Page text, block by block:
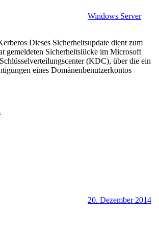
Windows Server
Dieses Sicherheitsupdate dient zum
gemeldeten Sicherheitslücke im Microsoft
(KDC), über die ein
eines Domänenbenutzerkontos
20. Dezember 2014